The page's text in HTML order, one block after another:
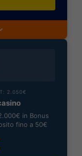
2.050€
in Bonus
fino a 50€